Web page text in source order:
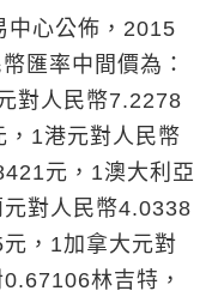
中心公佈，2015
匯率中間價為：
對人民幣7.2278
1港元對人民幣
元，1澳大利亞
對人民幣4.0338
，1加拿大元對
林吉特，